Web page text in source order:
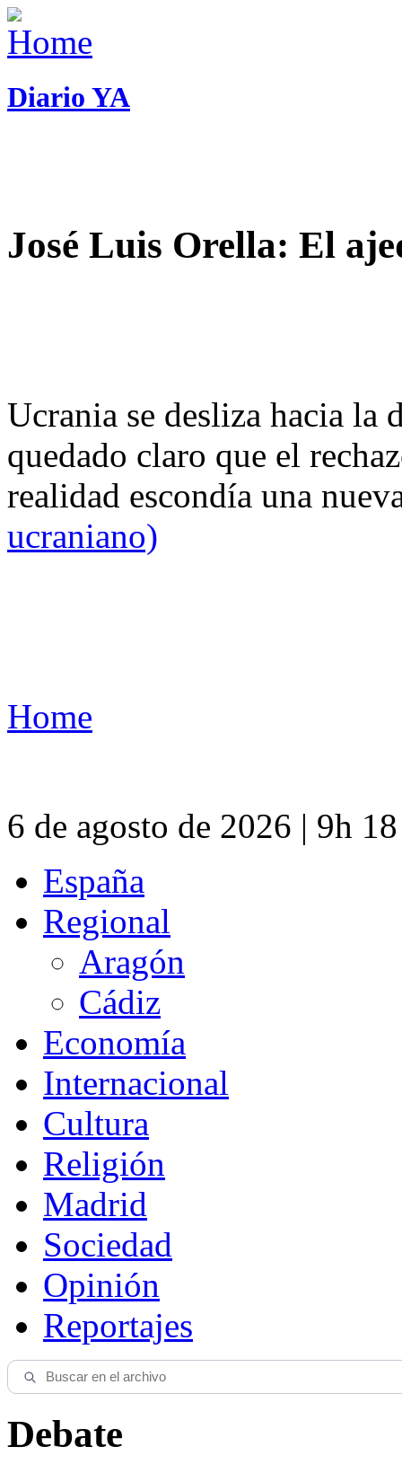
Diario YA
José Luis Orella: El
Ucrania se desliza hacia
quedado claro que el
realidad escondía una
ucraniano)
Home
6 de agosto de 2026 | 9h
España
Regional
Aragón
Cádiz
Economía
Internacional
Cultura
Religión
Madrid
Sociedad
Opinión
Reportajes
Debate